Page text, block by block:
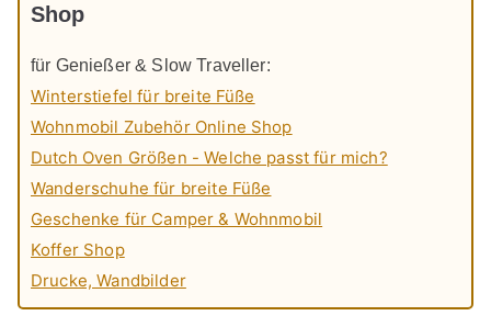
Shop
für Genießer & Slow Traveller:
Winterstiefel für breite Füße
Wohnmobil Zubehör Online Shop
Dutch Oven Größen - Welche passt für mich?
Wanderschuhe für breite Füße
Geschenke für Camper & Wohnmobil
Koffer Shop
Drucke, Wandbilder